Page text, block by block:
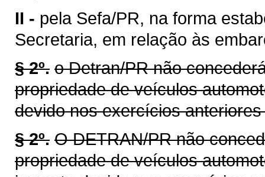
II - pela Sefa/PR, na forma
Secretaria, em relação às
§ 2º. o Detran/PR não
propriedade de veículos
devido nos exercícios
§ 2º. O DETRAN/PR não
propriedade de veículos